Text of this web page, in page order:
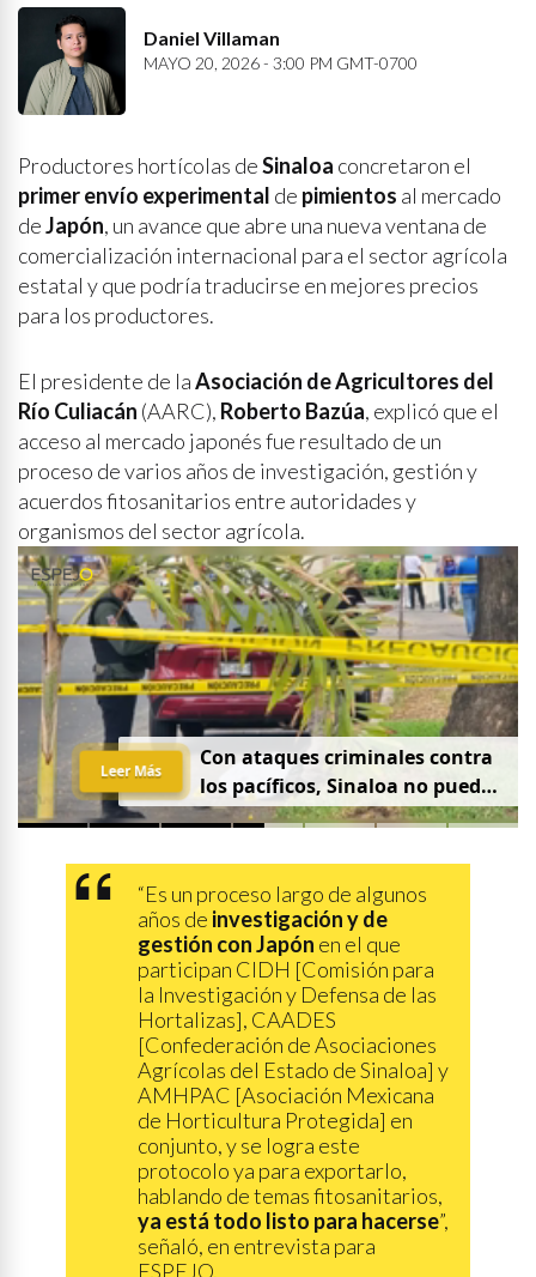
Daniel Villaman
MAYO 20, 2026 - 3:00 PM GMT-0700
Productores hortícolas deSinaloa concretaron el
primer envío experimental de pimientos al mercado
deJapón, un avance que abre una nueva ventana de
comercialización internacional para el sector agrícola
estatal y que podría traducirse en mejores precios
para los productores.
El presidente de laAsociación de Agricultores del
Río Culiacán (AARC), Roberto Bazúa, explicó que el
acceso al mercado japonés fue resultado de un
proceso de varios años de investigación, gestión y
acuerdos fitosanitarios entre autoridades y
organismos del sector agrícola.
Con ataques criminales contra
los pacíficos, Sinaloa no puede
hablar de paz
Leer Más
“Es un proceso largo de algunos
años de investigación y de
gestión con Japón en el que
participan CIDH [Comisión para
la Investigación y Defensa de las
Hortalizas], CAADES
[Confederación de Asociaciones
Agrícolas del Estado de Sinaloa] y
AMHPAC [Asociación Mexicana
de Horticultura Protegida] en
conjunto, y se logra este
protocolo ya para exportarlo,
hablando de temas fitosanitarios,
ya está todo listo para hacerse”,
señaló, en entrevista para
ESPEJO.